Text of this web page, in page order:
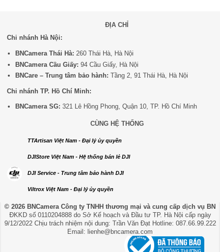
ĐỊA CHỈ
Chi nhánh Hà Nội:
BNCamera Thái Hà: 260 Thái Hà, Hà Nội
BNCamera Cầu Giấy: 94 Cầu Giấy, Hà Nội
BNCare – Trung tâm bảo hành: Tầng 2, 91 Thái Hà, Hà Nội
Chi nhánh TP. Hồ Chí Minh:
BNCamera SG: 321 Lê Hồng Phong, Quận 10, TP. Hồ Chí Minh
CÙNG HỆ THỐNG
TTArtisan Việt Nam - Đại lý ủy quyền
DJIStore Việt Nam - Hệ thống bán lẻ DJI
DJI Service - Trung tâm bảo hành DJI
Viltrox Việt Nam - Đại lý ủy quyền
© 2026 BNCamera Công ty TNHH thương mại và cung cấp dịch vụ BN
ĐKKD số 0110204888 do Sở Kế hoạch và Đầu tư TP. Hà Nội cấp ngày
9/12/2022 Chịu trách nhiệm nội dung: Trần Văn Đạt Hotline: 087.66.99.222
Email: lienhe@bncamera.com